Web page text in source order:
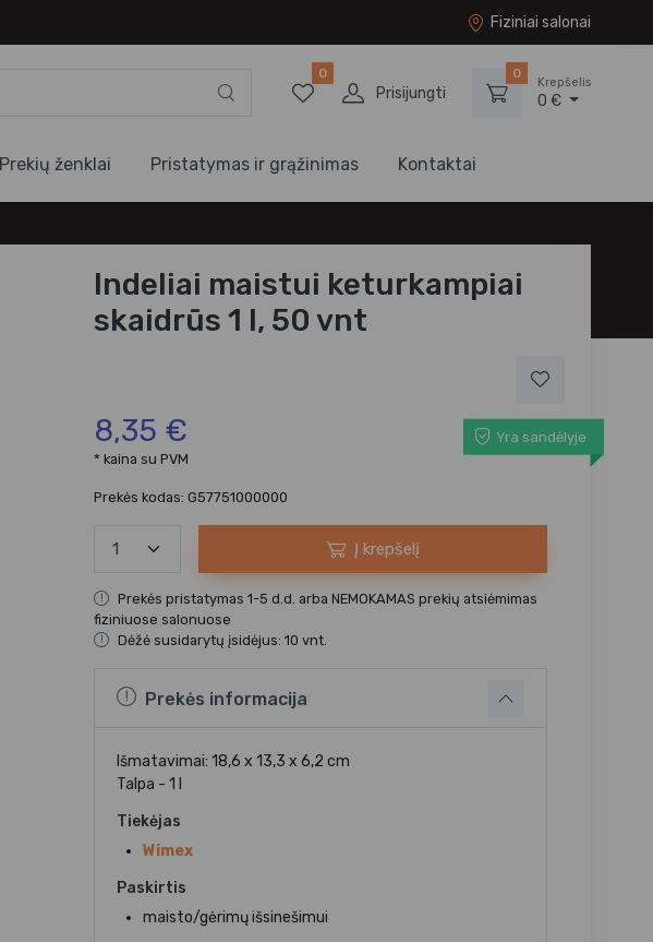
Fiziniai salonai
0
Prisijungti
0
Krepšelis
0 €
Prekių ženklai Pristatymas ir grąžinimas Kontaktai
Indeliai maistui keturkampiai
skaidrūs 1 l, 50 vnt
8,35 €
Yra sandėlyje
* kaina su PVM
Prekės kodas: G57751000000
Į krepšelį
Prekės pristatymas 1-5 d.d. arba NEMOKAMAS prekių atsiėmimas
fiziniuose salonuose
Dėžė susidarytų įsidėjus: 10 vnt.
Prekės informacija
Išmatavimai: 18,6 x 13,3 x 6,2 cm
Talpa - 1 l
Tiekėjas
Wimex
Paskirtis
maisto/gėrimų išsinešimui